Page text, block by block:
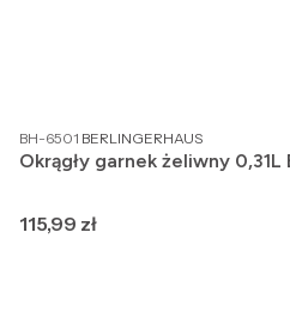
BH-6501 PRODUCENT
BERLINGERHAUS
Okrągły garnek żeliwny 0,31L
Cena
115,99 zł